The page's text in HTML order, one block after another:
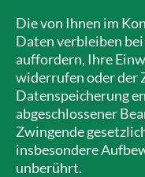
Die von Ihnen im
Daten verbleiben
auffordern, Ihre
widerrufen oder der
Datenspeicherung
abgeschlossener
Zwingende
insbesondere
unberührt.